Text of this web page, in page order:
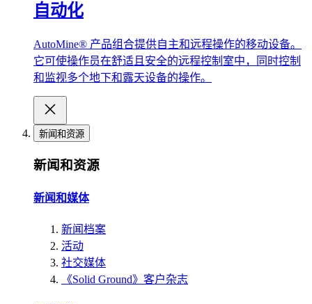
自动化
AutoMine® 产品组合提供自主和远程操作的移动设备。
它可使操作员在舒适且安全的远程控制室中，同时控制
和监视多个地下和露天设备的操作。
新闻和资源
新闻和资源
新闻和媒体
新闻档案
活动
社交媒体
《Solid Ground》客户杂志